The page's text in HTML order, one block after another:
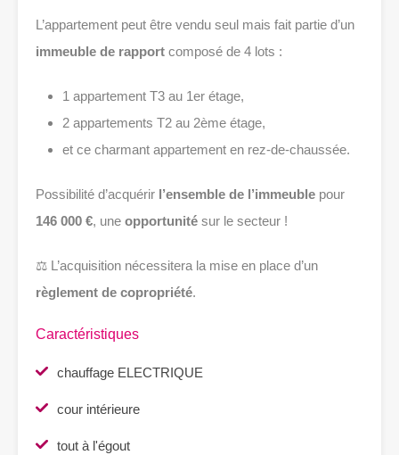
L’appartement peut être vendu seul mais fait partie d’un
immeuble de rapport composé de 4 lots :
1 appartement T3 au 1er étage,
2 appartements T2 au 2ème étage,
et ce charmant appartement en rez-de-chaussée.
Possibilité d’acquérir l’ensemble de l’immeuble pour
146 000 €, une opportunité sur le secteur !
⚖️ L’acquisition nécessitera la mise en place d’un
règlement de copropriété.
Caractéristiques
chauffage ELECTRIQUE
cour intérieure
tout à l'égout